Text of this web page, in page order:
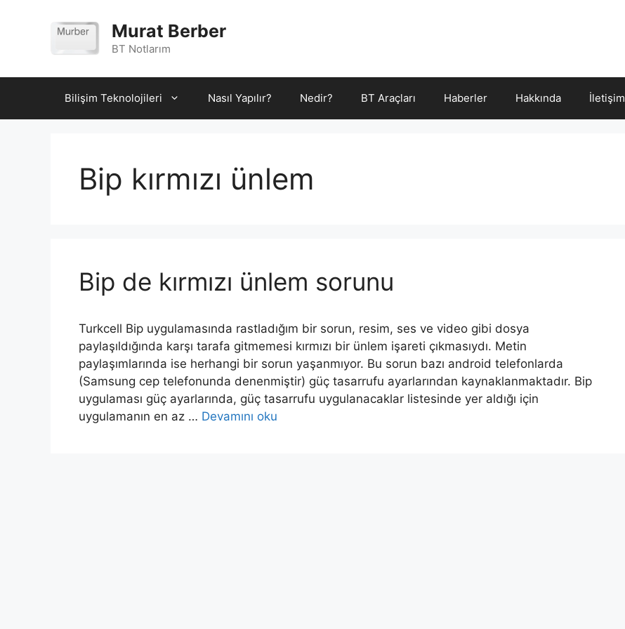
Murat Berber
BT Notlarım
Bilişim Teknolojileri Nasıl Yapılır? Nedir? BT Araçları Haberler Hakkında İletişim
Bip kırmızı ünlem
Bip de kırmızı ünlem sorunu
Turkcell Bip uygulamasında rastladığım bir sorun, resim, ses ve video gibi dosya
paylaşıldığında karşı tarafa gitmemesi kırmızı bir ünlem işareti çıkmasıydı. Metin
paylaşımlarında ise herhangi bir sorun yaşanmıyor. Bu sorun bazı android telefonlarda
(Samsung cep telefonunda denenmiştir) güç tasarrufu ayarlarından kaynaklanmaktadır. Bip
uygulaması güç ayarlarında, güç tasarrufu uygulanacaklar listesinde yer aldığı için
uygulamanın en az … Devamını oku